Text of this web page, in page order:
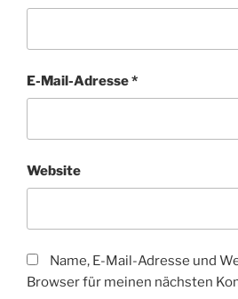
E-Mail-Adresse*
Website
Name, E-Mail-Adresse und
Browser für meinen nächsten